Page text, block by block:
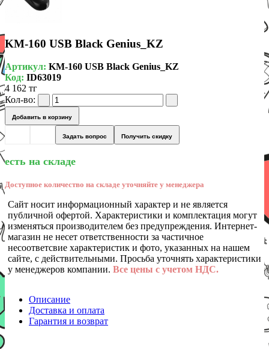
KM-160 USB Black Genius_KZ
Артикул: KM-160 USB Black Genius_KZ
Код: ID63019
4 162 тг
Кол-во:
Добавить в корзину
Задать вопрос Получить скидку
есть на складе
Доступное количество на складе уточняйте у менеджера
Сайт носит информационный характер и не является
публичной офертой. Характеристики и комплектация могут
изменяться производителем без предупреждения. Интернет-
магазин не несет ответственности за частичное
несоответсвие характеристик и фото, указанных на нашем
сайте, с действительными. Просьба уточнять характеристики
у менеджеров компании. Все цены с учетом НДС.
Описание
Доставка и оплата
Гарантия и возврат